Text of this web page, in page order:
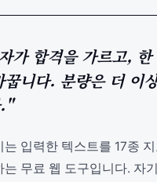
가 합격을 가르고,
꿉니다. 분량은 더 이
는 입력한 텍스트를 17종
는 무료 웹 도구입니다. 자